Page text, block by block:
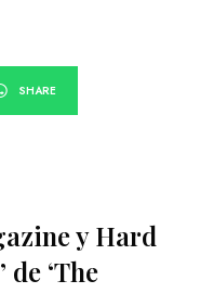
SHARE
y Hard
de ‘The